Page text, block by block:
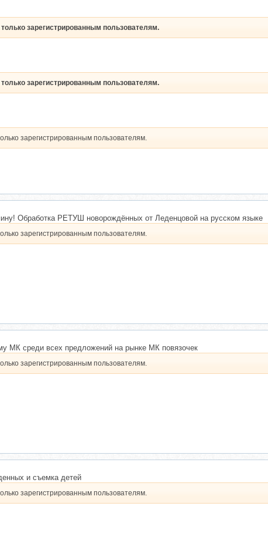
зарегистрированным пользователям.
зарегистрированным пользователям.
зарегистрированным пользователям.
Обработка РЕТУШ новорождённых от Леденцовой на русском языке
зарегистрированным пользователям.
МК среди всех предложений на рынке МК повязочек
зарегистрированным пользователям.
и съемка детей
зарегистрированным пользователям.